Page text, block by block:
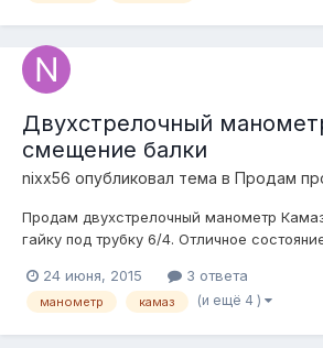
Двухстрелочный
смещение балки
nixx56 опубликовал тема в Продам
Продам двухстрелочный манометр
гайку под трубку 6/4. Отличное
рукавов (надо же самому проверить это
Пластины для смещения балки (22 мм
24 июня, 2015 3 ответа
манометр камаз (и ещё 4 )